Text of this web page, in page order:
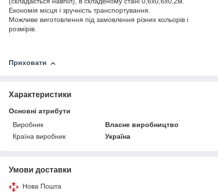
Економія місця і зручність транспортування.
Можливе виготовлення під замовлення різних кольорів і
розмірів.
Приховати
Характеристики
Основні атрибути
Виробник
Власне виробництво
Країна виробник
Україна
Умови доставки
Нова Пошта